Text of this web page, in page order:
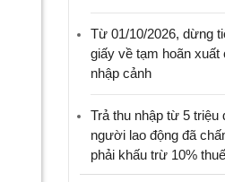
Từ 01/10/2026, dừng
giấy về tạm hoãn
nhập cảnh
Trả thu nhập từ 5 triệu
người lao động đã
phải khấu trừ 10%